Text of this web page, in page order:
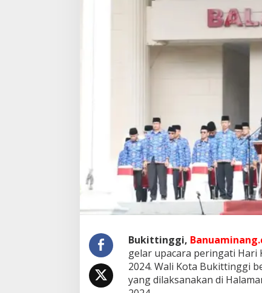
g
i
G
e
a
c
a
r
a
H
a
r
k
n
a
s
k
Bukittinggi,
gelar upacara peringati Hari
2024. Wali Kota Bukittinggi
yang dilaksanakan di